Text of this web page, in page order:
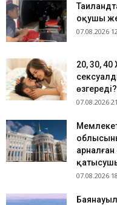
оқушы
07.08.2026
​20, 30,
өзгереді?
07.08.2026
07.08.2026